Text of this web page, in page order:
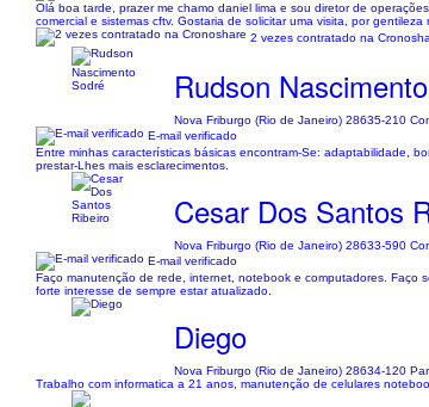
Olá boa tarde, prazer me chamo daniel lima e sou diretor de
comercial e sistemas cftv. Gostaria de solicitar uma visita, por
2 vezes contratado na
Rudson
Nova Friburgo (Rio de Janeiro) 28635-210
E-mail verificado
Entre minhas características básicas encontram-Se: adaptabilidade,
prestar-Lhes mais esclarecimentos.
Cesar Dos Santos
Nova Friburgo (Rio de Janeiro) 28633-590
E-mail verificado
Faço manutenção de rede, internet, notebook e computadores. Faço
forte interesse de sempre estar atualizado.
Diego
Nova Friburgo (Rio de Janeiro) 28634-120
Trabalho com informatica a 21 anos, manutenção de celulares